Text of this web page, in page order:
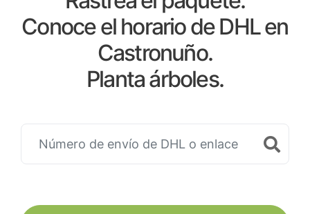
Conoce el horario de DHL en
Castronuño.
Planta árboles.